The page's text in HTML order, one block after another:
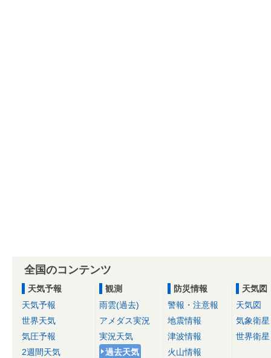
全国のコンテンツ
天気予報
天気予報
世界天気
気圧予報
2週間天気
観測
雨雲(過去)
アメダス実況
実況天気
過去天気
防災情報
警報・注意報
地震情報
津波情報
火山情報
天気図
天気図
気象衛星
世界衛星